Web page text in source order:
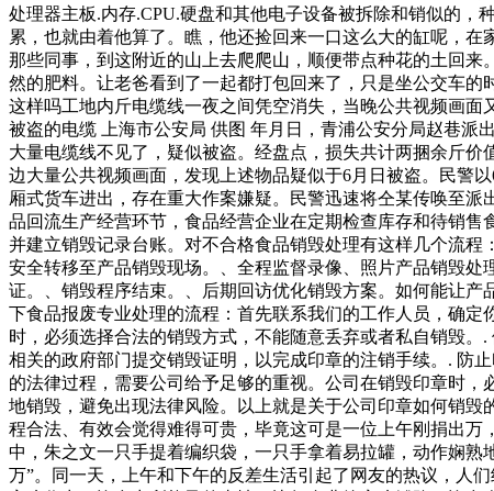
处理器主板.内存.CPU.硬盘和其他电子设备被拆除和销似的
累，也就由着他算了。瞧，他还捡回来一口这么大的缸呢，
那些同事，到这附近的山上去爬爬山，顺便带点种花的土回
然的肥料。让老爸看到了一起都打包回来了，只是坐公交车
这样吗工地内斤电缆线一夜之间凭空消失，当晚公共视频画
被盗的电缆 上海市公安局 供图 年月日，青浦公安分局赵巷派
大量电缆线不见了，疑似被盗。经盘点，损失共计两捆余斤
边大量公共视频画面，发现上述物品疑似于6月日被盗。民警
厢式货车进出，存在重大作案嫌疑。民警迅速将仝某传唤至
品回流生产经营环节，食品经营企业在定期检查库存和待销
并建立销毁记录台账。对不合格食品销毁处理有这样几个流
安全转移至产品销毁现场。、全程监督录像、照片产品销毁
证。、销毁程序结束。、后期回访优化销毁方案。如何能让
下食品报废专业处理的流程：首先联系我们的工作人员，确
时，必须选择合法的销毁方式，不能随意丢弃或者私自销毁
相关的政府部门提交销毁证明，以完成印章的注销手续。. 防
的法律过程，需要公司给予足够的重视。公司在销毁印章时
地销毁，避免出现法律风险。以上就是关于公司印章如何销
程合法、有效会觉得难得可贵，毕竟这可是一位上午刚捐出
中，朱之文一只手提着编织袋，一只手拿着易拉罐，动作娴
万”。同一天，上午和下午的反差生活引起了网友的热议，人